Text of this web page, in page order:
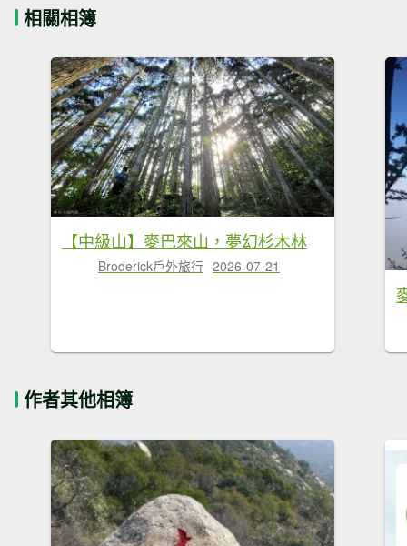
相關相簿
【中級山】麥巴來山，夢幻杉木林
Broderick戶外旅行 2026-07-21
作者其他相簿